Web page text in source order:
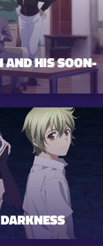
AND HIS SOON-